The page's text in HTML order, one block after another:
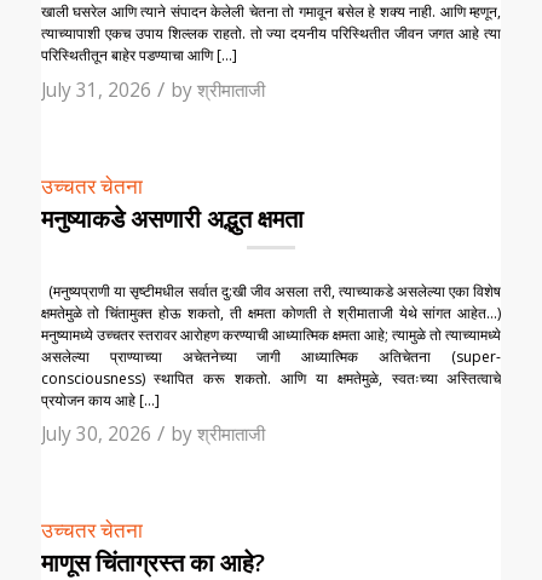
खाली घसरेल आणि त्याने संपादन केलेली चेतना तो गमावून बसेल हे शक्य नाही. आणि म्हणून,
त्याच्यापाशी एकच उपाय शिल्लक राहतो. तो ज्या दयनीय परिस्थितीत जीवन जगत आहे त्या
परिस्थितीतून बाहेर पडण्याचा आणि […]
July 31, 2026 / byश्रीमाताजी
उच्चतर चेतना
मनुष्याकडे असणारी अद्भुत क्षमता
(मनुष्यप्राणी या सृष्टीमधील सर्वात दु:खी जीव असला तरी, त्याच्याकडे असलेल्या एका विशेष
क्षमतेमुळे तो चिंतामुक्त होऊ शकतो, ती क्षमता कोणती ते श्रीमाताजी येथे सांगत आहेत…)
मनुष्यामध्ये उच्चतर स्तरावर आरोहण करण्याची आध्यात्मिक क्षमता आहे; त्यामुळे तो त्याच्यामध्ये
असलेल्या प्राण्याच्या अचेतनेच्या जागी आध्यात्मिक अतिचेतना (super-
consciousness) स्थापित करू शकतो. आणि या क्षमतेमुळे, स्वतःच्या अस्तित्वाचे
प्रयोजन काय आहे […]
July 30, 2026 / byश्रीमाताजी
उच्चतर चेतना
माणूस चिंताग्रस्त का आहे?